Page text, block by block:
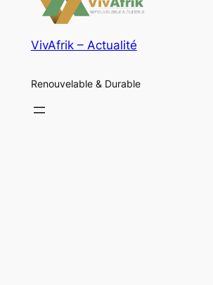
VivAfrik – Actualité
Renouvelable & Durable